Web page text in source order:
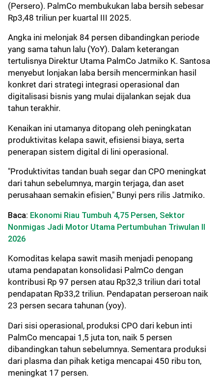
(Persero). PalmCo membukukan laba bersih sebesar
Rp3,48 triliun per kuartal III 2025.
Angka ini melonjak 84 persen dibandingkan periode
yang sama tahun lalu (YoY). Dalam keterangan
tertulisnya Direktur Utama PalmCo Jatmiko K. Santosa
menyebut lonjakan laba bersih mencerminkan hasil
konkret dari strategi integrasi operasional dan
digitalisasi bisnis yang mulai dijalankan sejak dua
tahun terakhir.
Kenaikan ini utamanya ditopang oleh peningkatan
produktivitas kelapa sawit, efisiensi biaya, serta
penerapan sistem digital di lini operasional.
"Produktivitas tandan buah segar dan CPO meningkat
dari tahun sebelumnya, margin terjaga, dan aset
perusahaan semakin efisien," Bunyi pers rilis Jatmiko.
Baca: Ekonomi Riau Tumbuh 4,75 Persen, Sektor
Nonmigas Jadi Motor Utama Pertumbuhan Triwulan II
2026
Komoditas kelapa sawit masih menjadi penopang
utama pendapatan konsolidasi PalmCo dengan
kontribusi Rp 97 persen atau Rp32,3 triliun dari total
pendapatan Rp33,2 triliun. Pendapatan perseroan naik
23 persen secara tahunan (yoy).
Dari sisi operasional, produksi CPO dari kebun inti
PalmCo mencapai 1,5 juta ton, naik 5 persen
dibandingkan tahun sebelumnya. Sementara produksi
dari plasma dan pihak ketiga mencapai 450 ribu ton,
meningkat 17 persen.